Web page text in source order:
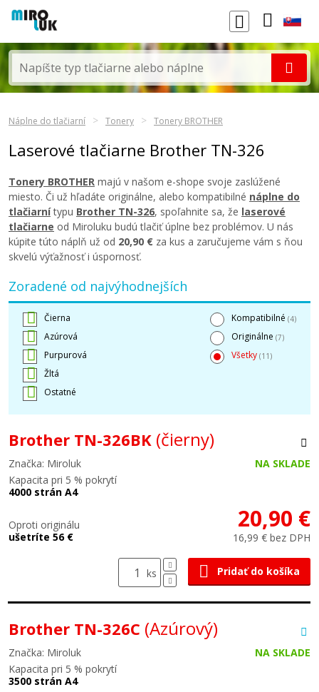
Náplne do tlačiarní Tonery Tonery BROTHER
Laserové tlačiarne Brother TN-326
Tonery BROTHER majú v našom e-shope svoje zaslúžené
miesto. Či už hľadáte originálne, alebo kompatibilné náplne do
tlačiarnítypu Brother TN-326, spoľahnite sa, že laserové
tlačiarne od Miroluku budú tlačiť úplne bez problémov. U nás
kúpite túto náplň už od 20,90 € za kus a zaručujeme vám s ňou
skvelú výťažnosť i úspornosť.
Zoradené od najvýhodnejších
Čierna
Azúrová
Purpurová
Žltá
Ostatné
Kompatibilné (4)
Originálne (7)
Všetky (11)
Brother TN-326BK (čierny)
Značka: Miroluk
NA SKLADE
Kapacita pri 5 % pokrytí
4000 strán A4
Oproti originálu
ušetríte 56 €
20,90 €
16,99 € bez DPH
ks Pridať do košíka
Brother TN-326C (Azúrový)
Značka: Miroluk
NA SKLADE
Kapacita pri 5 % pokrytí
3500 strán A4